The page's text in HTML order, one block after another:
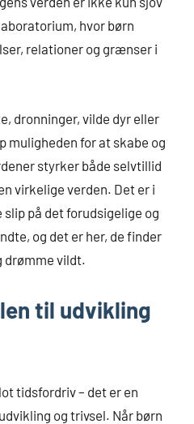
hvor børn
relationer og grænser i
dronninger, vilde dyr eller
muligheden for at skabe og
styrker både selvtillid
virkelige verden. Det er i
på det forudsigelige og
og det er her, de finder
vildt.
til udvikling
tidsfordriv – det er en
og trivsel. Når børn